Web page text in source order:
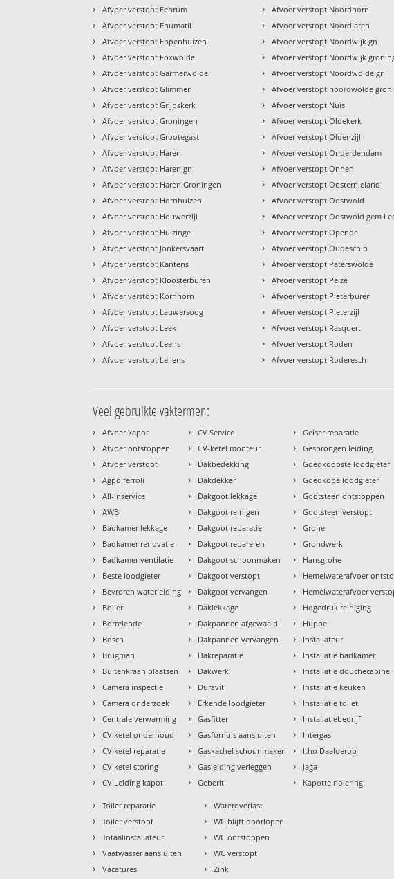
› Afvoer verstopt Eenrum
› Afvoer verstopt Enumatil
› Afvoer verstopt Eppenhuizen
› Afvoer verstopt Foxwolde
› Afvoer verstopt Garmerwolde
› Afvoer verstopt Glimmen
› Afvoer verstopt Grijpskerk
› Afvoer verstopt Groningen
› Afvoer verstopt Grootegast
› Afvoer verstopt Haren
› Afvoer verstopt Haren gn
› Afvoer verstopt Haren Groningen
› Afvoer verstopt Hornhuizen
› Afvoer verstopt Houwerzijl
› Afvoer verstopt Huizinge
› Afvoer verstopt Jonkersvaart
› Afvoer verstopt Kantens
› Afvoer verstopt Kloosterburen
› Afvoer verstopt Kornhorn
› Afvoer verstopt Lauwersoog
› Afvoer verstopt Leek
› Afvoer verstopt Leens
› Afvoer verstopt Lellens
› Afvoer verstopt Noordhorn
› Afvoer verstopt Noordlaren
› Afvoer verstopt Noordwijk gn
› Afvoer verstopt Noordwijk
› Afvoer verstopt Noordwolde gn
› Afvoer verstopt noordwolde
› Afvoer verstopt Nuis
› Afvoer verstopt Oldekerk
› Afvoer verstopt Oldenzijl
› Afvoer verstopt Onderdendam
› Afvoer verstopt Onnen
› Afvoer verstopt Oosternieland
› Afvoer verstopt Oostwold
› Afvoer verstopt Oostwold gem
› Afvoer verstopt Opende
› Afvoer verstopt Oudeschip
› Afvoer verstopt Paterswolde
› Afvoer verstopt Peize
› Afvoer verstopt Pieterburen
› Afvoer verstopt Pieterzijl
› Afvoer verstopt Rasquert
› Afvoer verstopt Roden
› Afvoer verstopt Roderesch
Veel gebruikte vaktermen:
› Afvoer kapot
› Afvoer ontstoppen
› Afvoer verstopt
› Agpo ferroli
› All-Inservice
› AWB
› Badkamer lekkage
› Badkamer renovatie
› Badkamer ventilatie
› Beste loodgieter
› Bevroren waterleiding
› Boiler
› Borrelende
› Bosch
› Brugman
› Buitenkraan plaatsen
› Camera inspectie
› Camera onderzoek
› Centrale verwarming
› CV ketel onderhoud
› CV ketel reparatie
› CV ketel storing
› CV Leiding kapot
› CV Service
› CV-ketel monteur
› Dakbedekking
› Dakdekker
› Dakgoot lekkage
› Dakgoot reinigen
› Dakgoot reparatie
› Dakgoot repareren
› Dakgoot schoonmaken
› Dakgoot verstopt
› Dakgoot vervangen
› Daklekkage
› Dakpannen afgewaaid
› Dakpannen vervangen
› Dakreparatie
› Dakwerk
› Duravit
› Erkende loodgieter
› Gasfitter
› Gasfornuis aansluiten
› Gaskachel schoonmaken
› Gasleiding verleggen
› Geberit
› Geiser reparatie
› Gesprongen leiding
› Goedkoopste loodgieter
› Goedkope loodgieter
› Gootsteen ontstoppen
› Gootsteen verstopt
› Grohe
› Grondwerk
› Hansgrohe
› Hemelwaterafvoer
› Hemelwaterafvoer
› Hogedruk reiniging
› Huppe
› Installateur
› Installatie badkamer
› Installatie douchecabine
› Installatie keuken
› Installatie toilet
› Installatiebedrijf
› Intergas
› Itho Daalderop
› Jaga
› Kapotte riolering
› Toilet reparatie
› Toilet verstopt
› Totaalinstallateur
› Vaatwasser aansluiten
› Vacatures
› Wateroverlast
› WC blijft doorlopen
› WC ontstoppen
› WC verstopt
› Zink